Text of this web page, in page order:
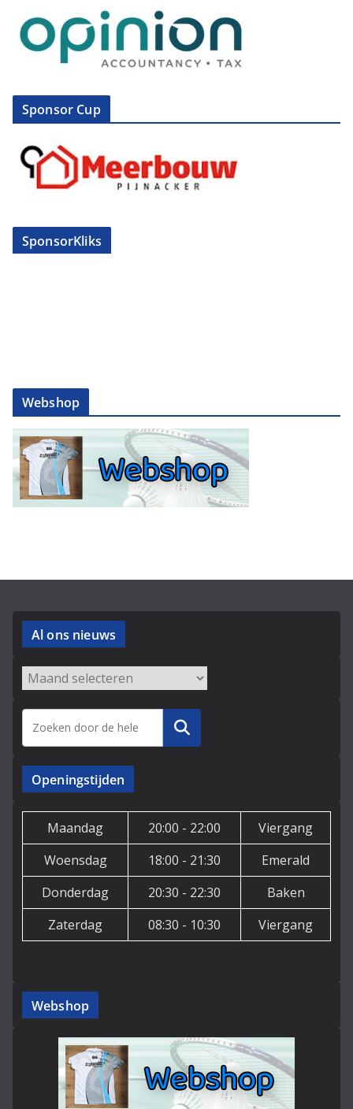
Sponsor Cup
SponsorKliks
Webshop
Al ons nieuws
Zoeken
Openingstijden
Maandag 20:00 - 22:00
Viergang
Woensdag
18:00 - 21:30
Emerald
Donderdag
20:30 - 22:30
Baken
Zaterdag
08:30 - 10:30 Viergang
Webshop